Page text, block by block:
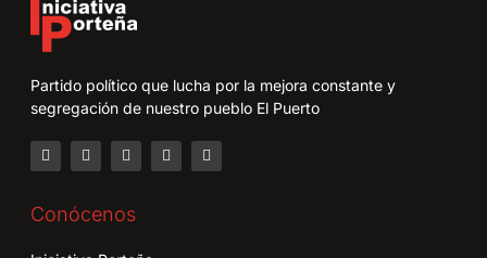
Partido político que lucha por la mejora constante y
segregación de nuestro pueblo El Puerto
Conócenos